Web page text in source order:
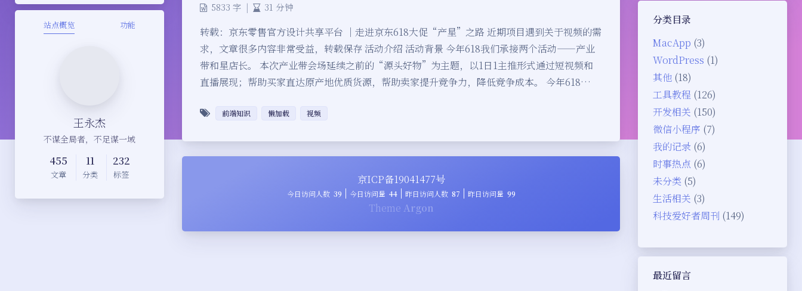
站点概览 功能
王永杰
不谋全局者，不足谋一域
455
文章
11
分类
232
标签
分类目录
MacApp (3)
WordPress (1)
其他 (18)
工具教程 (126)
开发相关 (150)
微信小程序 (7)
我的记录 (6)
时事热点 (6)
未分类 (5)
生活相关 (3)
科技爱好者周刊 (149)
最近留言
5833 字 | 31 分钟
转载：京东零售官方设计共享平台 ｜走进京东618大促“产星”之路 近期项目遇到关于视频的需
求，文章很多内容非常受益，转载保存 活动介绍 活动背景 今年618我们承接两个活动——产业
带和星店长。 本次产业带会场延续之前的“源头好物”为主题，以1日1主推形式通过短视频和
直播展现；帮助买家直达原产地优质货源，帮助卖家提升竞争力，降低竞争成本。 今年618…
前端知识 懒加载 视频
京ICP备19041477号
今日访问人数 39 今日访问量 44 昨日访问人数 87 昨日访问量 99
Theme Argon